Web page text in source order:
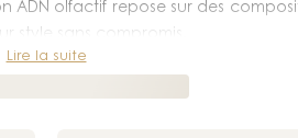
ADN olfactif repose sur des
autour d'une esthétique
créations parfumées, où les
Lire la suite